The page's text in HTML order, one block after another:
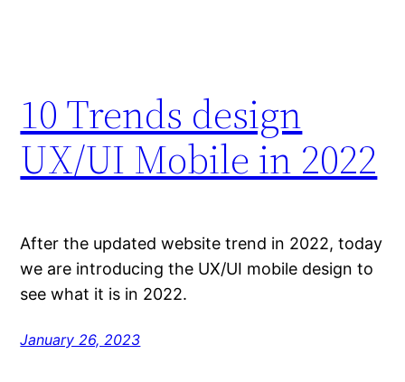
10 Trends design
UX/UI Mobile in 2022
After the updated website trend in 2022, today
we are introducing the UX/UI mobile design to
see what it is in 2022.
January 26, 2023